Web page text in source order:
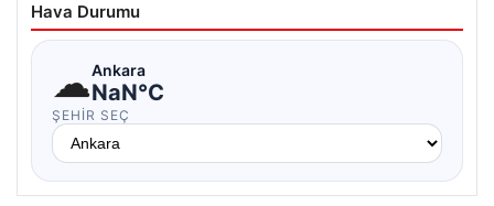
Hava Durumu
☁Ankara
NaN°C
ŞEHIR SEÇ